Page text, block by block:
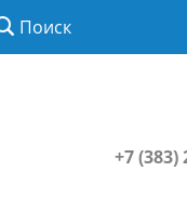
Поиск
+7 (383)